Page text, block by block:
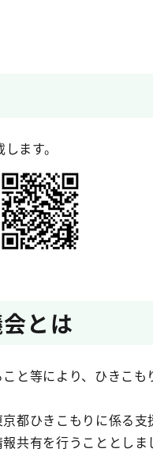
ます。
とは
と等により、ひきこ
都ひきこもりに係る
共有を行うこととしま